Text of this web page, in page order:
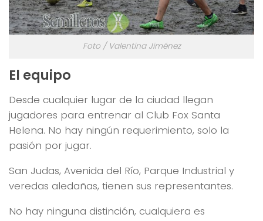
Foto / Valentina Jiménez
El equipo
Desde cualquier lugar de la ciudad llegan
jugadores para entrenar al Club Fox Santa
Helena. No hay ningún requerimiento, solo la
pasión por jugar.
San Judas, Avenida del Río, Parque Industrial y
veredas aledañas, tienen sus representantes.
No hay ninguna distinción, cualquiera es